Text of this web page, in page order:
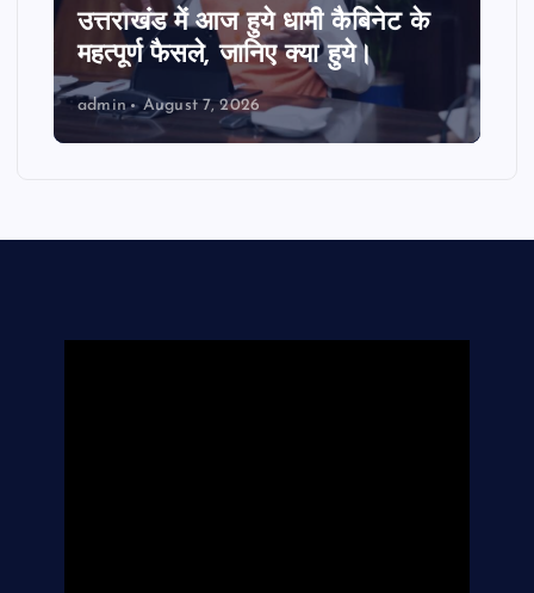
उत्तराखंड में आज धामी कैबिनेट की अहम
बैठक: होंगे कई बड़े फैसले।
admin August 7, 2026